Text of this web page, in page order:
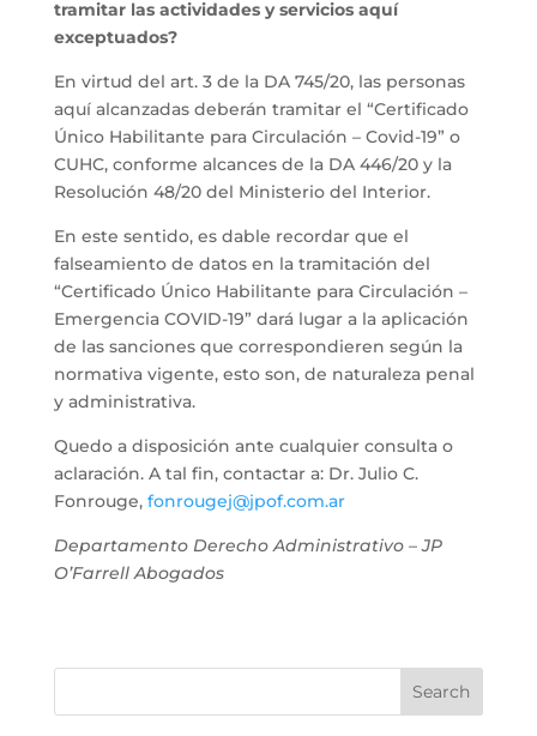
tramitar las actividades y servicios aquí
exceptuados?
En virtud del art. 3 de la DA 745/20, las personas
aquí alcanzadas deberán tramitar el “Certificado
Único Habilitante para Circulación – Covid-19” o
CUHC, conforme alcances de la DA 446/20 y la
Resolución 48/20 del Ministerio del Interior.
En este sentido, es dable recordar que el
falseamiento de datos en la tramitación del
“Certificado Único Habilitante para Circulación –
Emergencia COVID-19” dará lugar a la aplicación
de las sanciones que correspondieren según la
normativa vigente, esto son, de naturaleza penal
y administrativa.
Quedo a disposición ante cualquier consulta o
aclaración. A tal fin, contactar a: Dr. Julio C.
Fonrouge, fonrougej@jpof.com.ar
Departamento Derecho Administrativo – JP
O’Farrell Abogados